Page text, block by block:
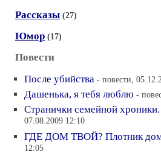
Рассказы (27)
Юмор (17)
Повести
После убийства - повести,
Дашенька, я тебя люблю -
Странички семейной хроники.
07.08.2009 12:10
ГДЕ ДОМ ТВОЙ? Плотник
12:05